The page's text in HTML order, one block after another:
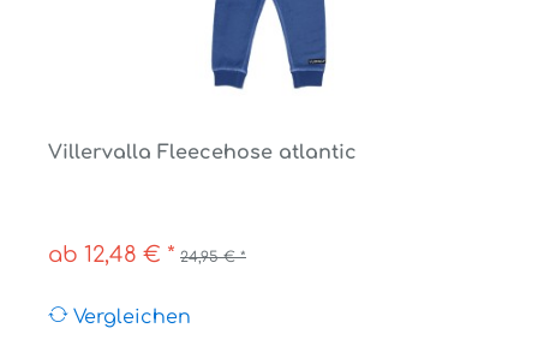
Villervalla Fleecehose atlantic
ab 12,48 € * 24,95 € *
Vergleichen